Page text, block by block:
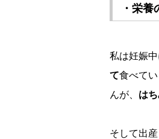
・栄養
私は妊娠
て食べて
んが、 は
そして出